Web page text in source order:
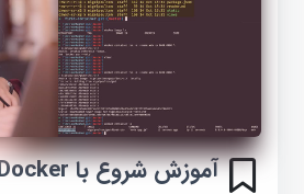
آموزش شروع با Docker